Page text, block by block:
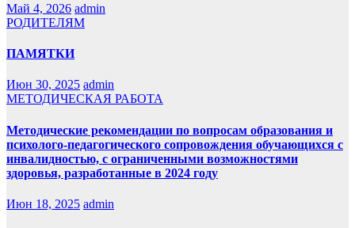
Май 4, 2026 admin
РОДИТЕЛЯМ
ПАМЯТКИ
Июн 30, 2025 admin
МЕТОДИЧЕСКАЯ РАБОТА
Методические рекомендации по вопросам образования и
психолого-педагогического сопровождения обучающихся с
инвалидностью, с ограниченными возможностями
здоровья, разработанные в 2024 году
Июн 18, 2025 admin